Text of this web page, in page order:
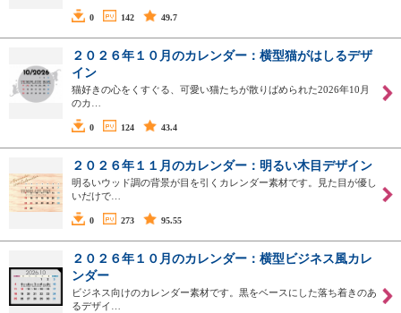
0 142 49.7
２０２６年１０月のカレンダー：横型猫がはしるデザ
イン
猫好きの心をくすぐる、可愛い猫たちが散りばめられた2026年10月
のカ…
0 124 43.4
２０２６年１１月のカレンダー：明るい木目デザイン
明るいウッド調の背景が目を引くカレンダー素材です。見た目が優し
いだけで…
0 273 95.55
２０２６年１０月のカレンダー：横型ビジネス風カレ
ンダー
ビジネス向けのカレンダー素材です。黒をベースにした落ち着きのあ
るデザイ…